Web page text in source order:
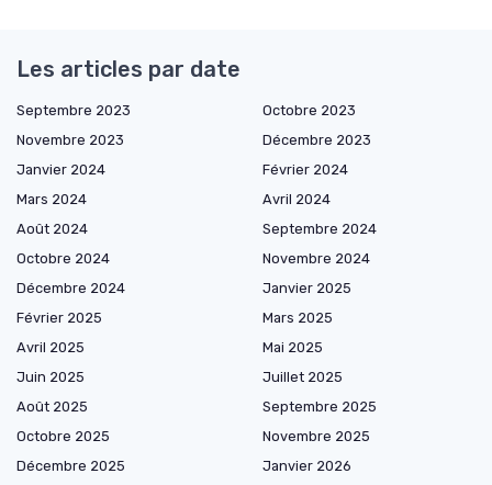
Les articles par date
Septembre 2023
Octobre 2023
Novembre 2023
Décembre 2023
Janvier 2024
Février 2024
Mars 2024
Avril 2024
Août 2024
Septembre 2024
Octobre 2024
Novembre 2024
Décembre 2024
Janvier 2025
Février 2025
Mars 2025
Avril 2025
Mai 2025
Juin 2025
Juillet 2025
Août 2025
Septembre 2025
Octobre 2025
Novembre 2025
Décembre 2025
Janvier 2026